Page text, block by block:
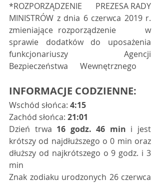
*ROZPORZĄDZENIE      PREZESA RADY
MINISTRÓW z dnia 6 czerwca 2019 r.
zmieniające rozporządzenie      w
sprawie dodatków do uposażenia
funkcjonariuszy Agencji
Bezpieczeństwa      Wewnętrznego
INFORMACJE CODZIENNE:
Wschód słońca: 4:15
Zachód słońca: 21:01
Dzień trwa 16 godz. 46 min i jest
krótszy od najdłuższego o 0 min oraz
dłuższy od najkrótszego o 9 godz. i 3
min
Znak zodiaku urodzonych 26 czerwca